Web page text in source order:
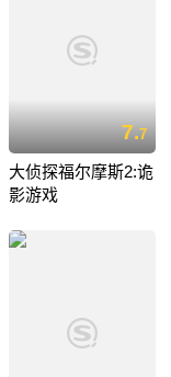
7.7
大侦探福尔摩斯2:诡
影游戏